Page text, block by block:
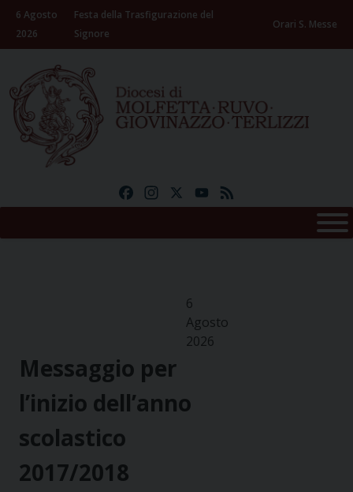
Skip
content
6 Agosto
2026
Festa della Trasfigurazione del
Signore
Orari S. Messe
FacebookInstagramYouTube
6
Agosto
2026
Messaggio per
l’inizio dell’anno
scolastico
2017/2018